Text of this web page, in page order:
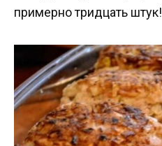
примерно тридцать штук!